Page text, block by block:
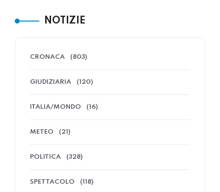
NOTIZIE
CRONACA (803)
GIUDIZIARIA (120)
ITALIA/MONDO (16)
METEO (21)
POLITICA (328)
SPETTACOLO (118)